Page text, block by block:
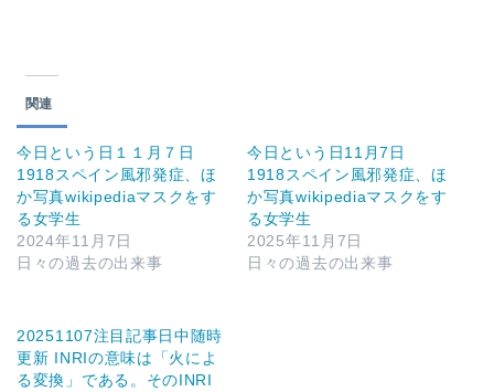
関連
今日という日１１月７日
1918スペイン風邪発症、ほ
か写真wikipediaマスクをす
る女学生
2024年11月7日
日々の過去の出来事
今日という日11月7日
1918スペイン風邪発症、ほ
か写真wikipediaマスクをす
る女学生
2025年11月7日
日々の過去の出来事
20251107注目記事日中随時
更新 INRIの意味は「火によ
る変換」である。そのINRI